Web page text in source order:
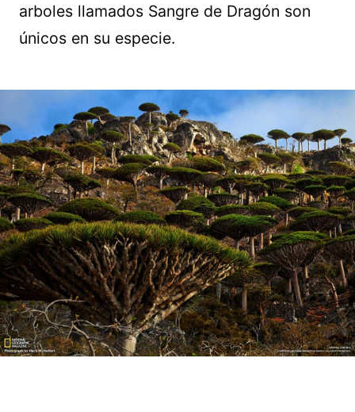
arboles llamados Sangre de Dragón son
únicos en su especie.